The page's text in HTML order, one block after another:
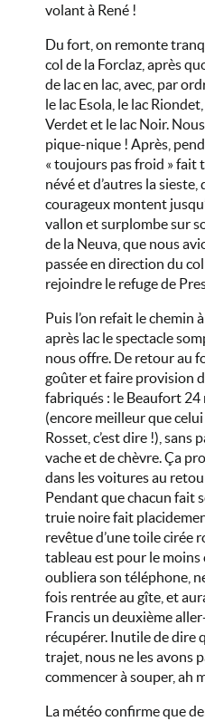
volant à René !
Du fort, on remonte
col de la Forclaz, après
de lac en lac, avec, par
le lac Esola, le lac
Verdet et le lac Noir.
pique-nique ! Après,
« toujours pas froid » fait
névé et d’autres la
courageux montent
vallon et surplombe sur
de la Neuva, que nous
passée en direction du
rejoindre le refuge de
Puis l’on refait le chemin
après lac le spectacle
nous offre. De retour au
goûter et faire provision
fabriqués : le Beaufort
(encore meilleur que
Rosset, c’est dire !), sans
vache et de chèvre. Ça
dans les voitures au
Pendant que chacun fait
truie noire fait
revêtue d’une toile cirée
tableau est pour le moins
oubliera son téléphone,
fois rentrée au gîte, et
Francis un deuxième
récupérer. Inutile de dire
trajet, nous ne les avons
commencer à souper, ah
La météo confirme que